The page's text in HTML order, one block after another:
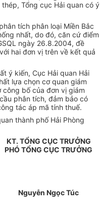
Tổng cục Hải quan có ý
tích phân loại Miền Bắc
nhất, do đó, căn cứ điểm
ngày 26.8.2004, đề
hai đơn vị trên về kết quả
ý kiến, Cục Hải quan Hải
lựa chọn cơ quan giám
bố của đơn vị giám
phân tích, đảm bảo có
tác áp mã tính thuế.
thành phố Hải Phòng
KT. TỔNG CỤC TRƯỞNG
PHÓ TỔNG CỤC TRƯỞNG
Nguyễn Ngọc Túc